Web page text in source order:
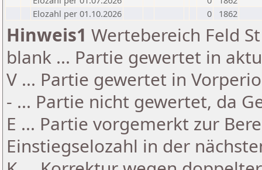
Elozahl per 01.10.2026
0 1862
Hinweis1 Wertebereich Feld
blank ... Partie gewertet in
V ... Partie gewertet in
- ... Partie nicht gewertet, da
E ... Partie vorgemerkt zur
Einstiegselozahl in der